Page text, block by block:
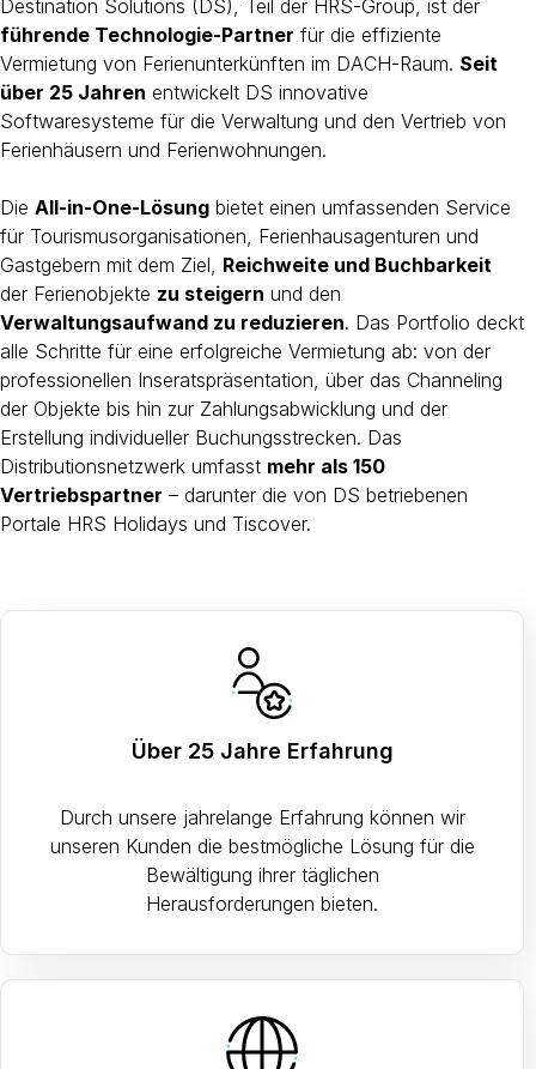
Destination Solutions (DS), Teil der HRS-Group, ist der
führende Technologie-Partner für die effiziente
Vermietung von Ferienunterkünften im DACH-Raum. Seit
über 25 Jahren entwickelt DS innovative
Softwaresysteme für die Verwaltung und den Vertrieb von
Ferienhäusern und Ferienwohnungen.
Die All-in-One-Lösung bietet einen umfassenden Service
für Tourismusorganisationen, Ferienhausagenturen und
Gastgebern mit dem Ziel, Reichweite und Buchbarkeit
der Ferienobjekte zu steigern und den
Verwaltungsaufwand zu reduzieren. Das Portfolio deckt
alle Schritte für eine erfolgreiche Vermietung ab: von der
professionellen Inseratspräsentation, über das Channeling
der Objekte bis hin zur Zahlungsabwicklung und der
Erstellung individueller Buchungsstrecken. Das
Distributionsnetzwerk umfasst mehr als 150
Vertriebspartner – darunter die von DS betriebenen
Portale HRS Holidays und Tiscover.
Über 25 Jahre Erfahrung
Durch unsere jahrelange Erfahrung können wir
unseren Kunden die bestmögliche Lösung für die
Bewältigung ihrer täglichen
Herausforderungen bieten.